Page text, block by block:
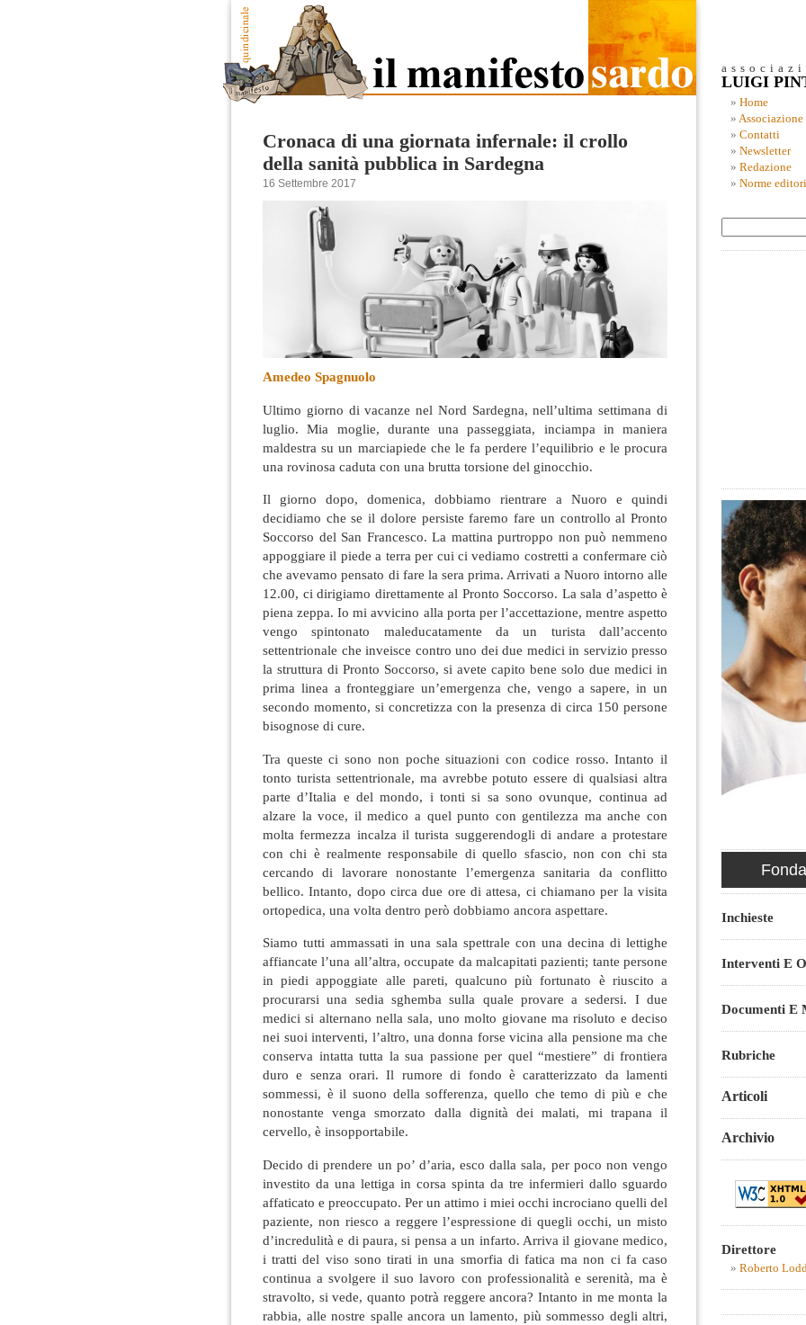
Cronaca di una giornata infernale: il crollo
della sanità pubblica in Sardegna
16 Settembre 2017
Amedeo Spagnuolo
Ultimo giorno di vacanze nel Nord Sardegna, nell’ultima settimana di
luglio. Mia moglie, durante una passeggiata, inciampa in maniera
maldestra su un marciapiede che le fa perdere l’equilibrio e le procura
una rovinosa caduta con una brutta torsione del ginocchio.
Il giorno dopo, domenica, dobbiamo rientrare a Nuoro e quindi
decidiamo che se il dolore persiste faremo fare un controllo al Pronto
Soccorso del San Francesco. La mattina purtroppo non può nemmeno
appoggiare il piede a terra per cui ci vediamo costretti a confermare ciò
che avevamo pensato di fare la sera prima. Arrivati a Nuoro intorno alle
12.00, ci dirigiamo direttamente al Pronto Soccorso. La sala d’aspetto è
piena zeppa. Io mi avvicino alla porta per l’accettazione, mentre aspetto
vengo spintonato maleducatamente da un turista dall’accento
settentrionale che inveisce contro uno dei due medici in servizio presso
la struttura di Pronto Soccorso, si avete capito bene solo due medici in
prima linea a fronteggiare un’emergenza che, vengo a sapere, in un
secondo momento, si concretizza con la presenza di circa 150 persone
bisognose di cure.
Tra queste ci sono non poche situazioni con codice rosso. Intanto il
tonto turista settentrionale, ma avrebbe potuto essere di qualsiasi altra
parte d’Italia e del mondo, i tonti si sa sono ovunque, continua ad
alzare la voce, il medico a quel punto con gentilezza ma anche con
molta fermezza incalza il turista suggerendogli di andare a protestare
con chi è realmente responsabile di quello sfascio, non con chi sta
cercando di lavorare nonostante l’emergenza sanitaria da conflitto
bellico. Intanto, dopo circa due ore di attesa, ci chiamano per la visita
ortopedica, una volta dentro però dobbiamo ancora aspettare.
Siamo tutti ammassati in una sala spettrale con una decina di lettighe
affiancate l’una all’altra, occupate da malcapitati pazienti; tante persone
in piedi appoggiate alle pareti, qualcuno più fortunato è riuscito a
procurarsi una sedia sghemba sulla quale provare a sedersi. I due
medici si alternano nella sala, uno molto giovane ma risoluto e deciso
nei suoi interventi, l’altro, una donna forse vicina alla pensione ma che
conserva intatta tutta la sua passione per quel “mestiere” di frontiera
duro e senza orari. Il rumore di fondo è caratterizzato da lamenti
sommessi, è il suono della sofferenza, quello che temo di più e che
nonostante venga smorzato dalla dignità dei malati, mi trapana il
cervello, è insopportabile.
Decido di prendere un po’ d’aria, esco dalla sala, per poco non vengo
investito da una lettiga in corsa spinta da tre infermieri dallo sguardo
affaticato e preoccupato. Per un attimo i miei occhi incrociano quelli del
paziente, non riesco a reggere l’espressione di quegli occhi, un misto
d’incredulità e di paura, si pensa a un infarto. Arriva il giovane medico,
i tratti del viso sono tirati in una smorfia di fatica ma non ci fa caso
continua a svolgere il suo lavoro con professionalità e serenità, ma è
stravolto, si vede, quanto potrà reggere ancora? Intanto in me monta la
rabbia, alle nostre spalle ancora un lamento, più sommesso degli altri,
LUIGI
Home
Associazione
Contatti
Newsletter
Redazione
Norme
Inchieste
Interventi E
Documenti E
Rubriche
Articoli
Archivio
Direttore
Roberto